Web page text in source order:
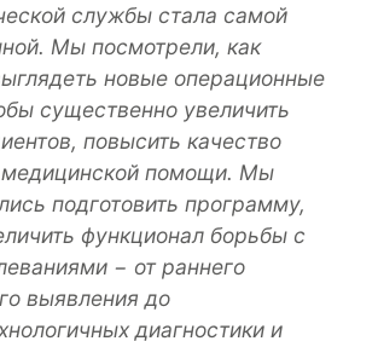
службы стала самой
Мы посмотрели, как
новые операционные
существенно увеличить
повысить качество
медицинской помощи. Мы
подготовить программу,
функционал борьбы с
− от раннего
выявления до
диагностики и